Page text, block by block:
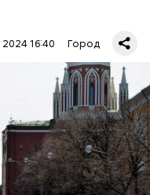
16:40 Город
Все туристы в
сюда, чтобы
Василия
площадь — это
России. С ней